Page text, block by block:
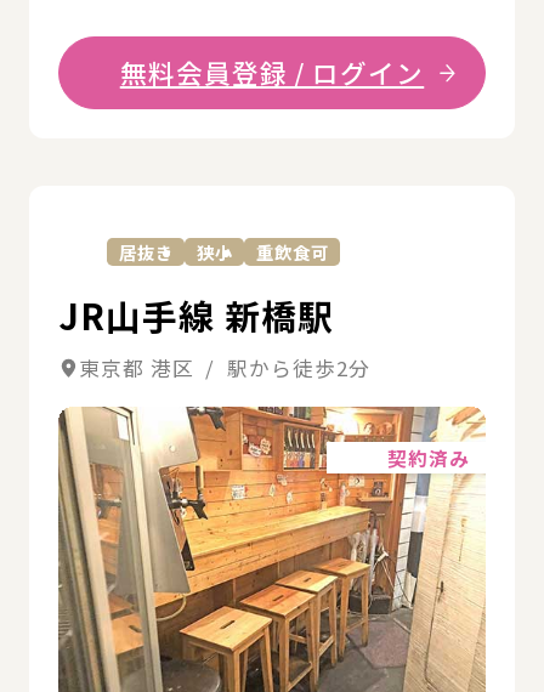
無料会員登録 / ログイン
居抜き 狭小 重飲食可
JR山手線 新橋駅
東京都 港区 / 駅から徒歩2分
契約済み